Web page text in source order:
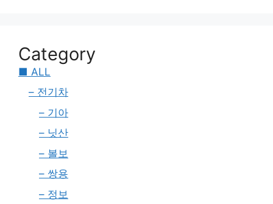
Category
■ ALL
– 전기차
– 기아
– 닛산
– 볼보
– 쌍용
– 정보